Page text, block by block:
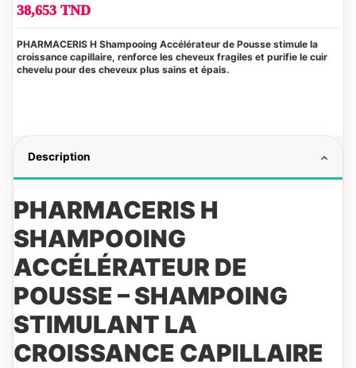
38,653 TND
PHARMACERIS H Shampooing Accélérateur de Pousse stimule la
croissance capillaire, renforce les cheveux fragiles et purifie le cuir
chevelu pour des cheveux plus sains et épais.
Description
PHARMACERIS H
SHAMPOOING
ACCÉLÉRATEUR DE
POUSSE – SHAMPOING
STIMULANT LA
CROISSANCE CAPILLAIRE